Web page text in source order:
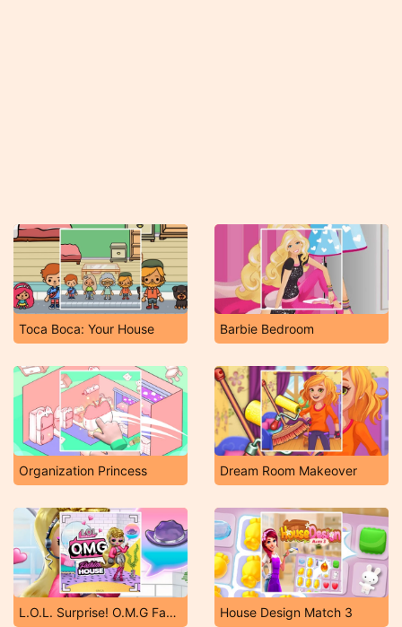
Toca Boca: Your House Barbie Bedroom
Organization Princess Dream Room Makeover
L.O.L. Surprise! O.M.G Fashion House House Design Match 3